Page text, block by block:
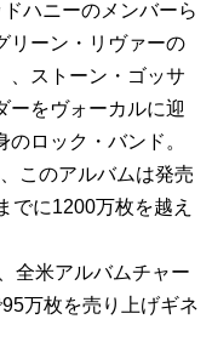
ハニーのメンバーら
リーン・リヴァーの
、ストーン・ゴッサ
ーをヴォーカルに迎
ロック・バンド。
このアルバムは発売
でに1200万枚を越え
全米アルバムチャー
万枚を売り上げギネ